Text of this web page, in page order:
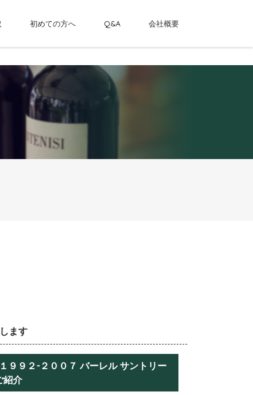
初めての方へ Q&A 会社概要
ルカスクウイスキー
ます
９９２-２００７ バーレル サントリー
紹介